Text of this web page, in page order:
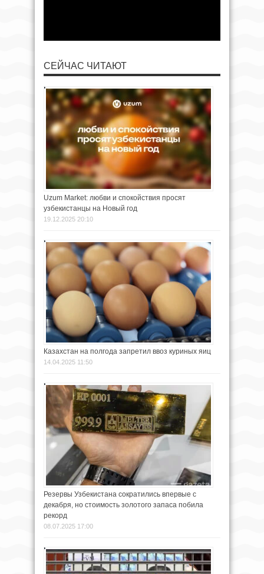
СЕЙЧАС ЧИТАЮТ
Uzum Market: любви и спокойствия просят
узбекистанцы на Новый год
19.12.2025 20:10
Казахстан на полгода запретил ввоз куриных яиц
14.04.2025 11:50
Резервы Узбекистана сократились впервые с
декабря, но стоимость золотого запаса побила
рекорд
08.07.2025 17:00